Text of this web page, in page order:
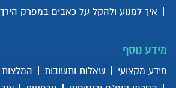
איזו פעילות
איך למנוע ולהקל על כאבים במפרק
מידע נוסף
מידע מקצועי שאלות ותשובות
המלצות